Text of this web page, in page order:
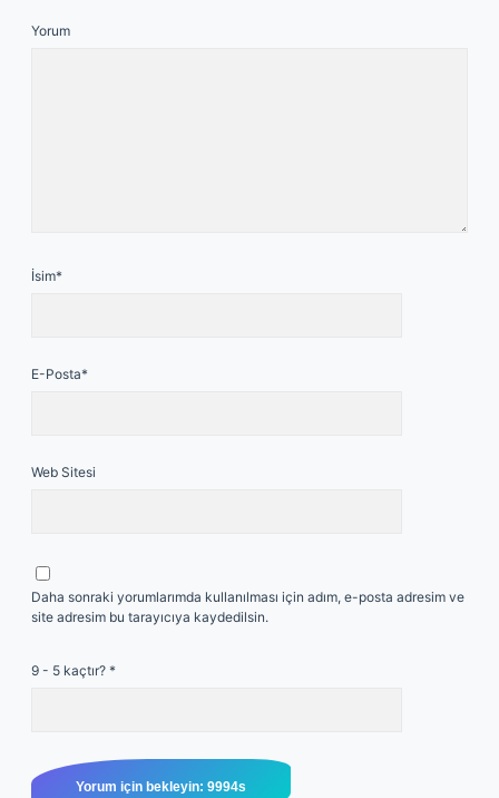
Yorum
İsim*
E-Posta*
Web Sitesi
Daha sonraki yorumlarımda kullanılması için adım, e-posta adresim ve
site adresim bu tarayıcıya kaydedilsin.
9 - 5 kaçtır? *